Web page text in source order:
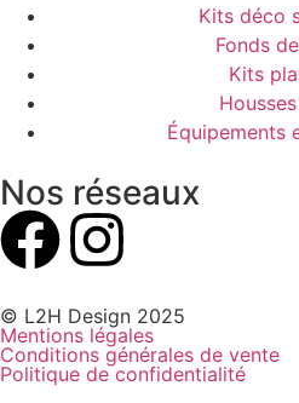
Kits déco
Fonds
Kits
Équipements
Nos réseaux
© L2H Design 2025
Mentions légales
Conditions générales de vente
Politique de confidentialité